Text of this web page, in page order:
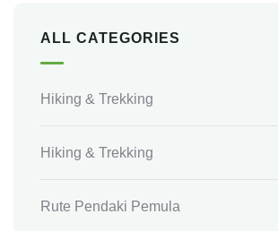
ALL CATEGORIES
Hiking & Trekking
Hiking & Trekking
Rute Pendaki Pemula